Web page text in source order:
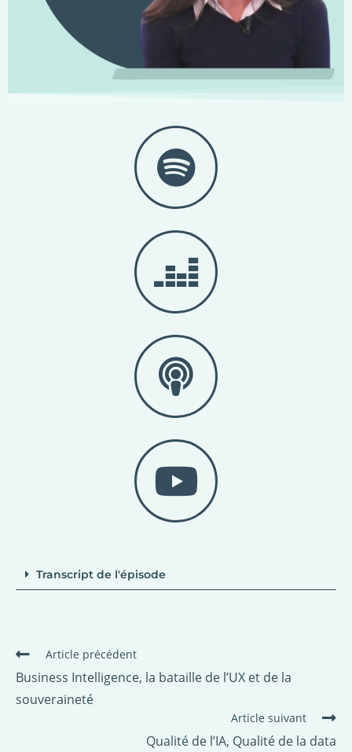
Transcript de l'épisode
Article précédent
Business Intelligence, la bataille de l’UX et de la
souveraineté
Article suivant
Qualité de l’IA, Qualité de la data